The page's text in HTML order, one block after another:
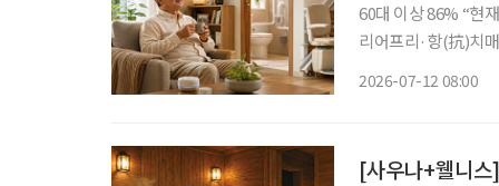
60대 이상 86% “현
리어프리·항(抗)치매 설계까지 살던 곳에서 안전하고 편안
2026-07-12 08:00
[사우나+웰니